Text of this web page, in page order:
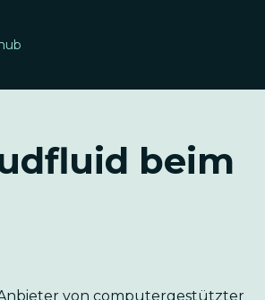
beim
Anbieter von computergestützter